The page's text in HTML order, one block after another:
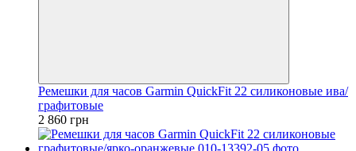
Ремешки для часов Garmin QuickFit 22 силиконовые ива/
графитовые
2 860 грн